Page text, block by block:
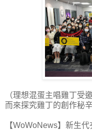
（理想混蛋主唱雞丁受
而來探究雞丁的創作秘
【WoWoNews】新生